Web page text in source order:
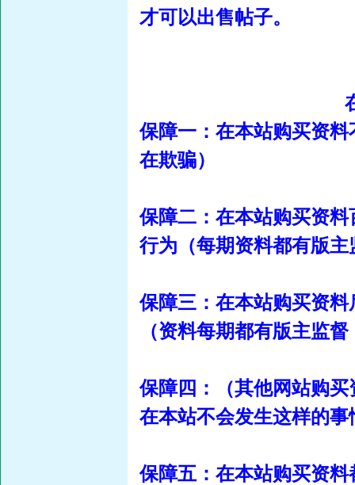
才可以出售帖子。
在《澳门赌神
保障一：在本站购买资
在欺骗）
保障二：在本站购买资
行为（每期资料都有版
保障三：在本站购买资
（资料每期都有版主监
保障四：（其他网站购
在本站不会发生这样的
保障五：在本站购买资